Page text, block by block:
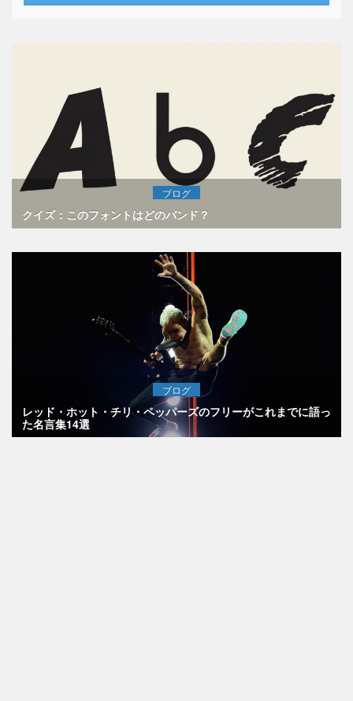
ブログ
クイズ：このフォントはどのバンド？
ブログ
レッド・ホット・チリ・ペッパーズのフリーがこれまでに語っ
た名言集14選